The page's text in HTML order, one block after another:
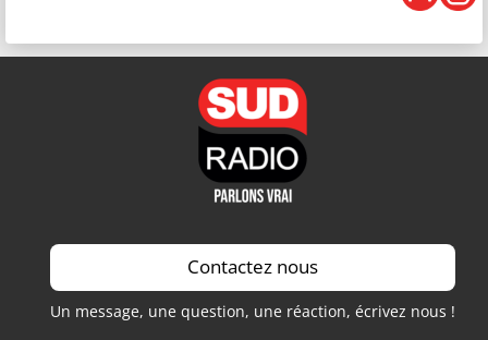
Contactez nous
Un message, une question, une réaction, écrivez nous !